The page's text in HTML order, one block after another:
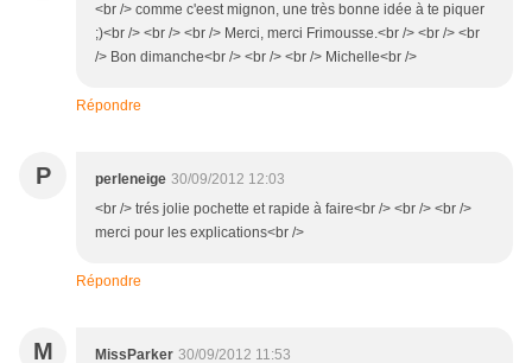
<br /> comme c'eest mignon, une très bonne idée à te piquer
;)<br /> <br /> <br /> Merci, merci Frimousse.<br /> <br /> <br
/> Bon dimanche<br /> <br /> <br /> Michelle<br />
Répondre
P perleneige 30/09/2012 12:03
<br /> trés jolie pochette et rapide à faire<br /> <br /> <br />
merci pour les explications<br />
Répondre
M MissParker 30/09/2012 11:53